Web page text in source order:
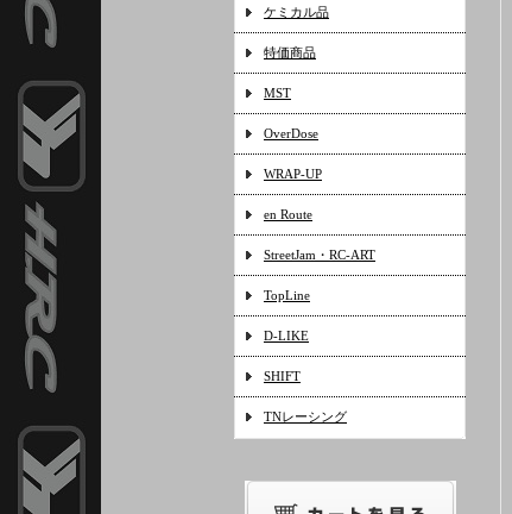
ケミカル品
特価商品
MST
OverDose
WRAP-UP
en Route
StreetJam・RC-ART
TopLine
D-LIKE
SHIFT
TNレーシング